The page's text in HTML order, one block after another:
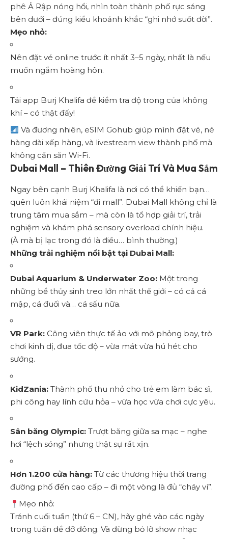
phê Ả Rập nóng hổi, nhìn toàn thành phố rực sáng
bên dưới – đúng kiểu khoảnh khắc “ghi nhớ suốt đời”.
Mẹo nhỏ:
Nên đặt vé online trước ít nhất 3–5 ngày, nhất là nếu
muốn ngắm hoàng hôn.
Tải app Burj Khalifa để kiểm tra độ trong của không
khí – có thật đấy!
Và đương nhiên, eSIM Gohub giúp mình đặt vé, né
hàng dài xếp hàng, và livestream view thành phố mà
không cần săn Wi-Fi.
Dubai Mall – Thiên Đường Giải Trí Và Mua Sắm
Ngay bên cạnh Burj Khalifa là nơi có thể khiến bạn…
quên luôn khái niệm “đi mall”. Dubai Mall không chỉ là
trung tâm mua sắm – mà còn là tổ hợp giải trí, trải
nghiệm và khám phá sensory overload chính hiệu.
(À mà bị lạc trong đó là điều… bình thường.)
Những trải nghiệm nổi bật tại Dubai Mall:
Dubai Aquarium & Underwater Zoo: Một trong
những bể thủy sinh treo lớn nhất thế giới – có cả cá
mập, cá đuối và… cá sấu nữa.
VR Park: Công viên thực tế ảo với mô phỏng bay, trò
chơi kinh dị, đua tốc độ – vừa mát vừa hú hét cho
sướng.
KidZania: Thành phố thu nhỏ cho trẻ em làm bác sĩ,
phi công hay lính cứu hỏa – vừa học vừa chơi cực yêu.
Sân băng Olympic: Trượt băng giữa sa mạc – nghe
hơi “lệch sóng” nhưng thật sự rất xịn.
Hơn 1.200 cửa hàng: Từ các thương hiệu thời trang
đường phố đến cao cấp – đi một vòng là đủ “cháy ví”.
Mẹo nhỏ:
Tránh cuối tuần (thứ 6 – CN), hãy ghé vào các ngày
trong tuần để đỡ đông. Và đừng bỏ lỡ show nhạc